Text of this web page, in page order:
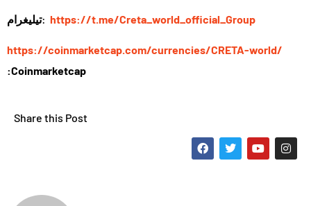
تيليغرام: https://t.me/Creta_world_official_Group
https://coinmarketcap.com/currencies/CRETA-world/
:Coinmarketcap
Share this Post